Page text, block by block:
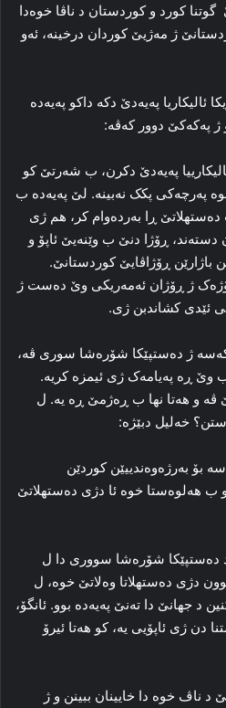
كورد و كوردستان د ناڤا خوەدا
ژ مەژیێ كوردان درخینە، ئەو
ئالیكاریا پەیەدێ دكە داكو پەیەدە
ژ پەكەكێ دوور كەڤە:
پەیەدێ دکرن، ب شه‌رتێ کو
په‌رچه‌کی پکک نه‌بینه‌. لێ پەیەدە ب
ڕا به‌رده‌وام کر، هم ژی
دسته‌ند، ڕۆژا دنێ ب وێنه‌یێ ئاپۆ و
باژارێن ڕۆژاڤایێ کوردستانێ.
ژ ڕۆژان ئه‌مه‌ریکی وێ ده‌ست ژ
ئێدی کشاندبن ژی.
ژ ده‌ستپێکا شۆره‌شا سوری ڤه‌،
وێ ڕه‌ په‌یامه‌ک ژی ئیمزه‌ کریه‌.
ڤه‌ و هه‌تا نها ب ڕه‌ژمێ ڕه‌ یه‌. ل
خەلیل دبێژە:
بۆ به‌رژه‌وه‌ندییێن کوردێن
ب هه‌لوه‌ستا خوه‌ ئا دژی ده‌ستهلاتێ
ده‌ستپێکا شۆره‌شا سووری دا ل
ڕابوون دژی ده‌ستهلاتا وه‌لاتێ خوه‌، ل
د جهانێ دا ته‌نێ پەیەدە بوو. ئانگۆ،
دن ژی ئاپۆیی یه‌، کو هه‌تا ئیرۆ
ناڤ خوه‌ دا خایینان ببینن و ژ